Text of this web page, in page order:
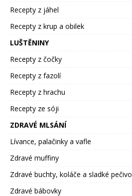
Recepty z jáhel
Recepty z krup a obilek
LUŠTĚNINY
Recepty z čočky
Recepty z fazolí
Recepty z hrachu
Recepty ze sóji
ZDRAVÉ MLSÁNÍ
Lívance, palačinky a vafle
Zdravé muffiny
Zdravé buchty, koláče a sladké pečivo
Zdravé bábovky